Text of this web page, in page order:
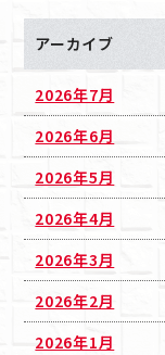
アーカイブ
2026年7月
2026年6月
2026年5月
2026年4月
2026年3月
2026年2月
2026年1月